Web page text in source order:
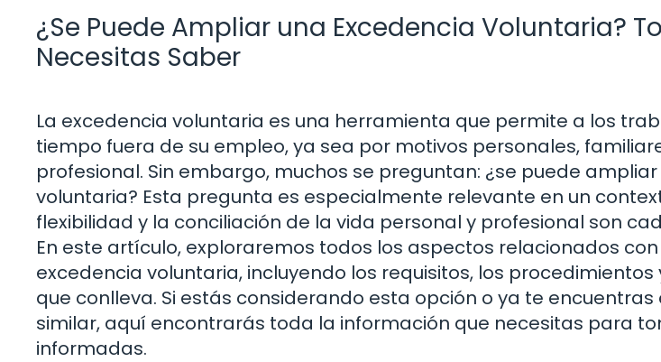
¿Se Puede Ampliar una Excedencia Voluntaria?
Necesitas Saber
La excedencia voluntaria es una herramienta que permite a los
tiempo fuera de su empleo, ya sea por motivos personales,
profesional. Sin embargo, muchos se preguntan: ¿se puede
voluntaria? Esta pregunta es especialmente relevante en un
flexibilidad y la conciliación de la vida personal y profesional son
En este artículo, exploraremos todos los aspectos relacionados
excedencia voluntaria, incluyendo los requisitos, los
que conlleva. Si estás considerando esta opción o ya te encuentras
similar, aquí encontrarás toda la información que necesitas para
informadas.